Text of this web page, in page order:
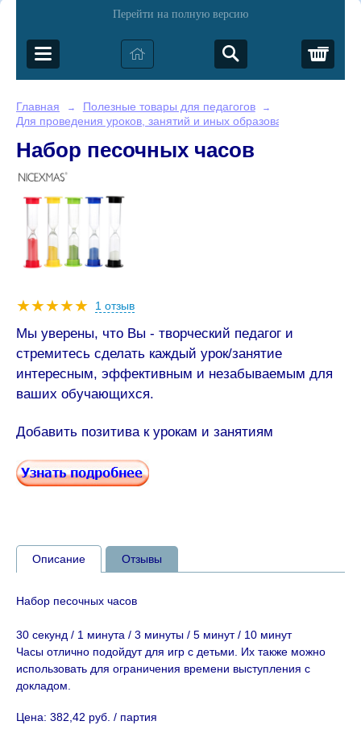
Перейти на полную версию
Главная → Полезные товары для педагогов →
Для проведения уроков, занятий и иных образовательных
Набор песочных часов
1 отзыв
Мы уверены, что Вы - творческий педагог и
стремитесь сделать каждый урок/занятие
интересным, эффективным и незабываемым для
ваших обучающихся.
Добавить позитива к урокам и занятиям
Описание Отзывы
Набор песочных часов
30 секунд / 1 минута / 3 минуты / 5 минут / 10 минут
Часы отлично подойдут для игр с детьми. Их также можно
использовать для ограничения времени выступления с
докладом.
Цена: 382,42 руб. / партия